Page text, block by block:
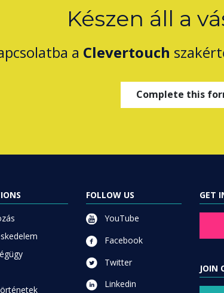
Készen áll a
a Clevertouch
Complete this
FOLLOW US
YouTube
Facebook
Twitter
Linkedin
GET
JOIN